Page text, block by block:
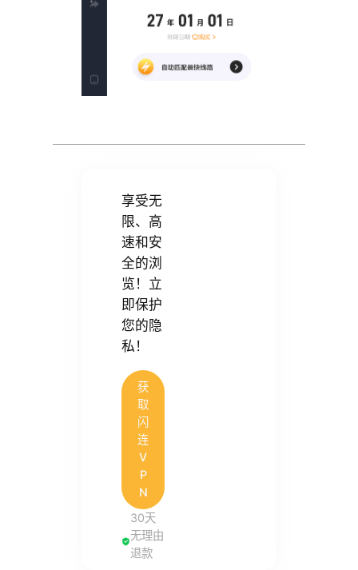
享受无
限、高
速和安
全的浏
览！立
即保护
您的隐
私！
获
取
闪
连
V
P
N
30天
无理由
退款